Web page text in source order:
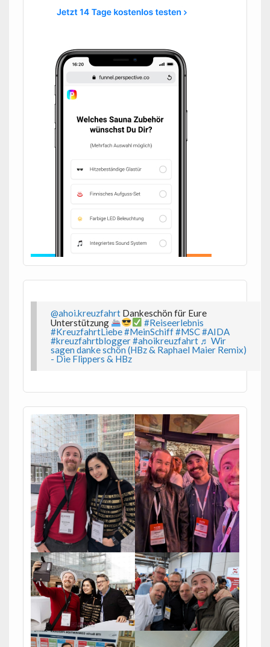
@ahoi.kreuzfahrt Dankeschön für Eure
Unterstützung
#Reiseerlebnis
#KreuzfahrtLiebe#MeinSchiff#MSC#AIDA
#kreuzfahrtblogger#ahoikreuzfahrt ♬ Wir
sagen danke schön (HBz & Raphael Maier Remix)
- Die Flippers & HBz